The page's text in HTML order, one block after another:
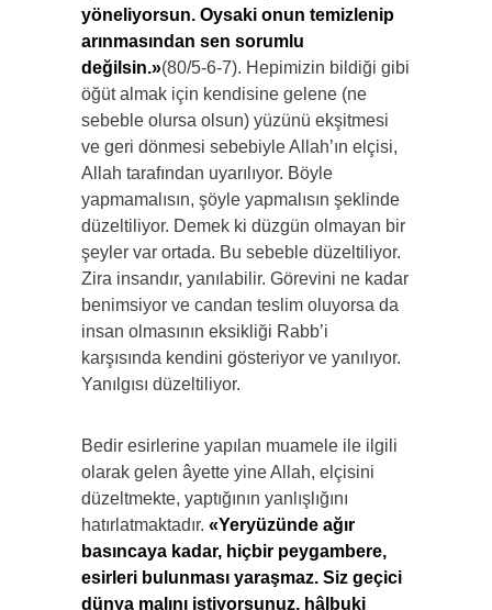
yöneliyorsun. Oysaki onun temizlenip
arınmasından sen sorumlu
değilsin.»(80/5-6-7). Hepimizin bildiği gibi
öğüt almak için kendisine gelene (ne
sebeble olursa olsun) yüzünü ekşitmesi
ve geri dönmesi sebebiyle Allah’ın elçisi,
Allah tarafından uyarılıyor. Böyle
yapmamalısın, şöyle yapmalısın şeklinde
düzeltiliyor. Demek ki düzgün olmayan bir
şeyler var ortada. Bu sebeble düzeltiliyor.
Zira insandır, yanılabilir. Görevini ne kadar
benimsiyor ve candan teslim oluyorsa da
insan olmasının eksikliği Rabb’i
karşısında kendini gösteriyor ve yanılıyor.
Yanılgısı düzeltiliyor.
Bedir esirlerine yapılan muamele ile ilgili
olarak gelen âyette yine Allah, elçisini
düzeltmekte, yaptığının yanlışlığını
hatırlatmaktadır. «Yeryüzünde ağır
basıncaya kadar, hiçbir peygambere,
esirleri bulunması yaraşmaz. Siz geçici
dünya malını istiyorsunuz, hâlbuki